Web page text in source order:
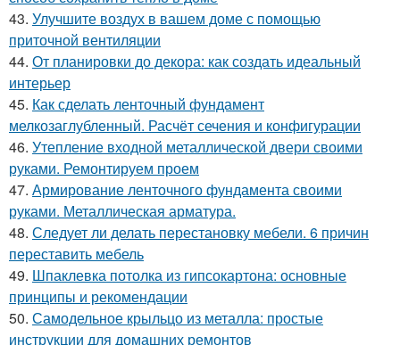
43. Улучшите воздух в вашем доме с помощью
приточной вентиляции
44. От планировки до декора: как создать идеальный
интерьер
45. Как сделать ленточный фундамент
мелкозаглубленный. Расчёт сечения и конфигурации
46. Утепление входной металлической двери своими
руками. Ремонтируем проем
47. Армирование ленточного фундамента своими
руками. Металлическая арматура.
48. Следует ли делать перестановку мебели. 6 причин
переставить мебель
49. Шпаклевка потолка из гипсокартона: основные
принципы и рекомендации
50. Самодельное крыльцо из металла: простые
инструкции для домашних ремонтов